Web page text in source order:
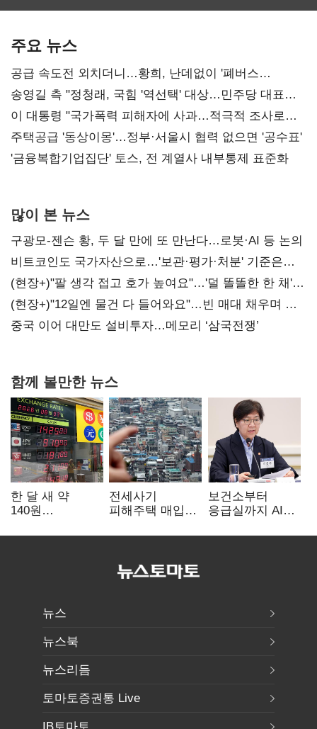
주요 뉴스
공급 속도전 외치더니…황희, 난데없이 '폐버스
리모델링' 제안
송영길 측 "정청래, 국힘 '역선택' 대상…민주당 대표로
총선 지휘 못해"
이 대통령 "국가폭력 피해자에 사과…적극적 조사로
진실 밝혀야"
주택공급 '동상이몽'…정부·서울시 협력 없으면 '공수표'
'금융복합기업집단' 토스, 전 계열사 내부통제 표준화
많이 본 뉴스
구광모-젠슨 황, 두 달 만에 또 만난다…로봇·AI 등 논의
비트코인도 국가자산으로…'보관·평가·처분' 기준은
숙제
(현장+)"팔 생각 접고 호가 높여요"…'덜 똘똘한 한 채'
20억 키맞추기
(현장+)"12일엔 물건 다 들어와요"…빈 매대 채우며 문
연 홈플러스
중국 이어 대만도 설비투자…메모리 ‘삼국전쟁’
함께 볼만한 뉴스
한 달 새 약
140원
엔저'에 원화
전세사기
피해주택 매입
누적 피해자
보건소부터
응급실까지 AI
혁신 본격화
뉴스
뉴스북
뉴스리듬
토마토증권통 Live